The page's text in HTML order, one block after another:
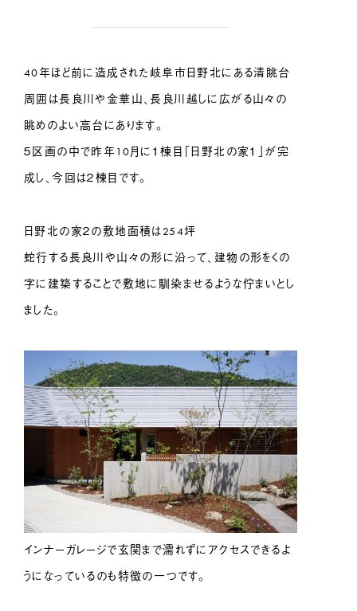
40年ほど前に造成された岐阜市日野北にある清眺台
周囲は長良川や金華山、長良川越しに広がる山々の
眺めのよい高台にあります。
５区画の中で昨年10月に１棟目「日野北の家１」が完
成し、今回は２棟目です。
日野北の家２の敷地面積は254坪
蛇行する長良川や山々の形に沿って、建物の形をくの
字に建築することで敷地に馴染ませるような佇まいとし
ました。
インナーガレージで玄関まで濡れずにアクセスできるよ
うになっているのも特徴の一つです。